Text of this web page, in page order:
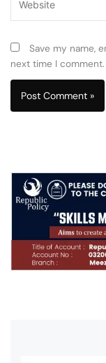
Save my name,
next time I comment.